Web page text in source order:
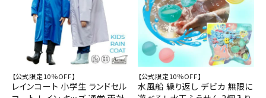
【公式限定10％OFF】
レインコート 小学生 ランドセル
【公式限定10％OFF】
水風船 繰り返し デビカ 無限に